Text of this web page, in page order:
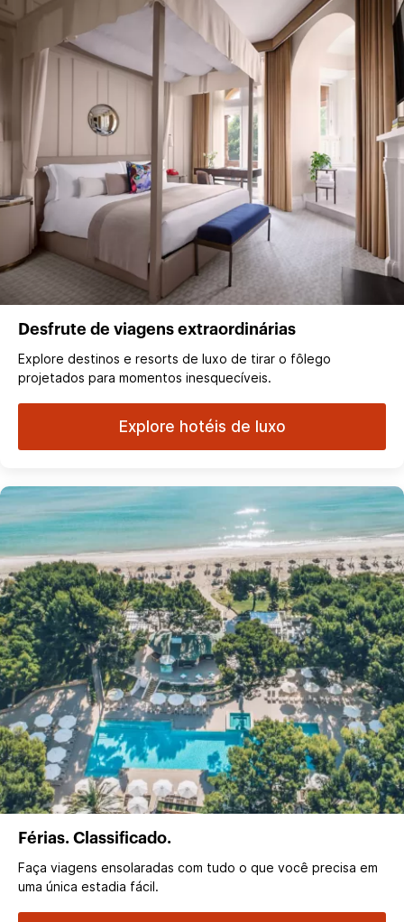
Desfrute de viagens extraordinárias
Explore destinos e resorts de luxo de tirar o fôlego
projetados para momentos inesquecíveis.
Explore hotéis de luxo
Férias. Classificado.
Faça viagens ensolaradas com tudo o que você precisa em
uma única estadia fácil.